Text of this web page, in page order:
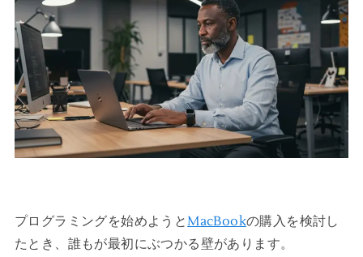
プログラミングを始めようとMacBookの購入を検討し
たとき、誰もが最初にぶつかる壁があります。